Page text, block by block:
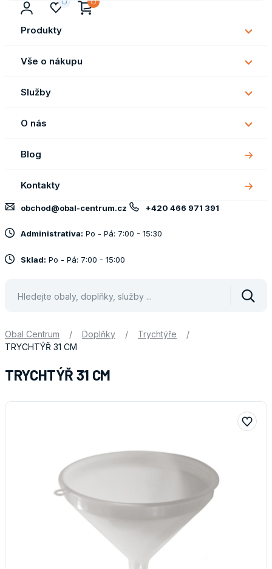
Produkty
Vše o nákupu
Vše
o
Služby
O nás
O
nás
Blog
Kontakty
obchod@obal-centrum.cz +420 466 971 391
Administrativa: Po - Pá: 7:00 - 15:30
Sklad: Po - Pá: 7:00 - 15:00
Obal Centrum / Doplňky / Trychtýře
/
TRYCHTÝŘ 31 CM
TRYCHTÝŘ 31 CM